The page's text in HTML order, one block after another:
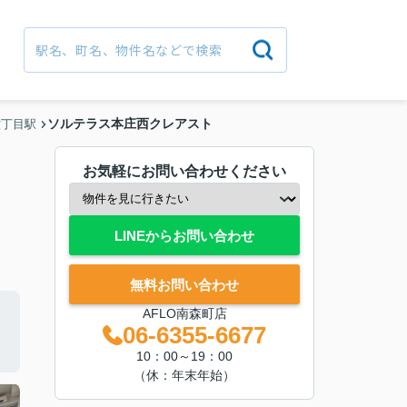
目駅 ソルテラス本庄西クレアスト
お気軽にお問い合わせください
LINEからお問い合わせ
無料お問い合わせ
AFLO南森町店
06-6355-6677
10：00～19：00
（休：年末年始）